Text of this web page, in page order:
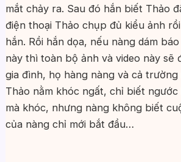
mắt chảy ra. Sau đó hắn biết Thảo
điện thoại Thảo chụp đủ kiểu ảnh
hắn. Rồi hắn dọa, nếu nàng dám
này thì toàn bộ ảnh và video này sẽ
gia đình, họ hàng nàng và cả trường
Thảo nằm khóc ngất, chỉ biết
mà khóc, nhưng nàng không biết
của nàng chỉ mới bắt đầu…